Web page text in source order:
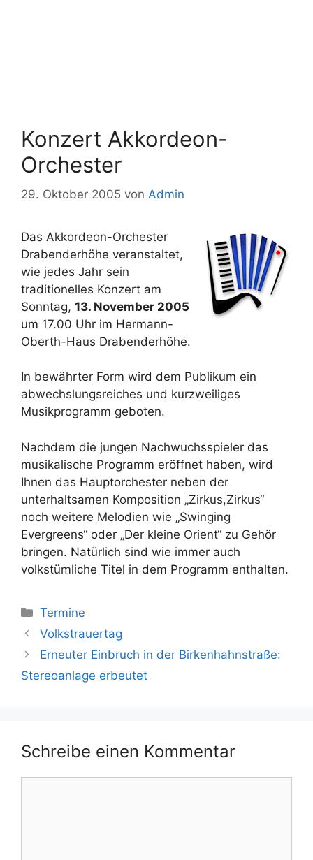
Konzert Akkordeon-
Orchester
29. Oktober 2005 von Admin
Das Akkordeon-Orchester
Drabenderhöhe veranstaltet,
wie jedes Jahr sein
traditionelles Konzert am
Sonntag, 13. November 2005
um 17.00 Uhr im Hermann-
Oberth-Haus Drabenderhöhe.
In bewährter Form wird dem Publikum ein
abwechslungsreiches und kurzweiliges
Musikprogramm geboten.
Nachdem die jungen Nachwuchsspieler das
musikalische Programm eröffnet haben, wird
Ihnen das Hauptorchester neben der
unterhaltsamen Komposition „Zirkus,Zirkus“
noch weitere Melodien wie „Swinging
Evergreens“ oder „Der kleine Orient“ zu Gehör
bringen. Natürlich sind wie immer auch
volkstümliche Titel in dem Programm enthalten.
Kategorien
Termine
Volkstrauertag
Erneuter Einbruch in der Birkenhahnstraße:
Stereoanlage erbeutet
Schreibe einen Kommentar